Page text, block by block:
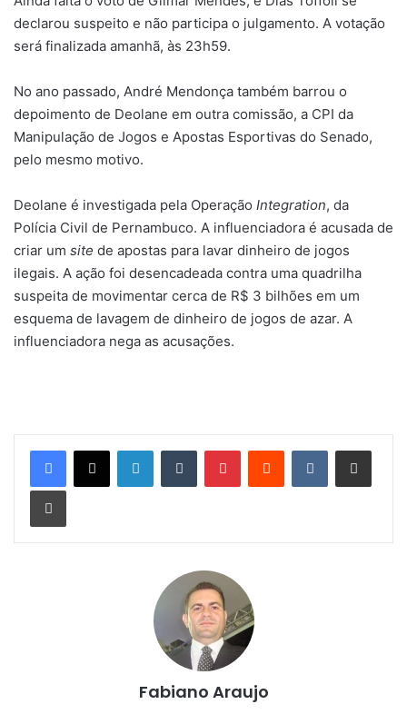
declarou suspeito e não participa o julgamento. A votação
será finalizada amanhã, às 23h59.
No ano passado, André Mendonça também barrou o
depoimento de Deolane em outra comissão, a CPI da
Manipulação de Jogos e Apostas Esportivas do Senado,
pelo mesmo motivo.
Deolane é investigada pela Operação Integration, da
Polícia Civil de Pernambuco. A influenciadora é acusada de
criar um site de apostas para lavar dinheiro de jogos
ilegais. A ação foi desencadeada contra uma quadrilha
suspeita de movimentar cerca de R$ 3 bilhões em um
esquema de lavagem de dinheiro de jogos de azar. A
influenciadora nega as acusações.
Fabiano Araujo